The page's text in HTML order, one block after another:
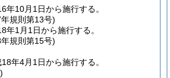
年10月1日から施行する。
規則第13号)
年1月1日から施行する。
規則第15号)
年4月1日から施行する。